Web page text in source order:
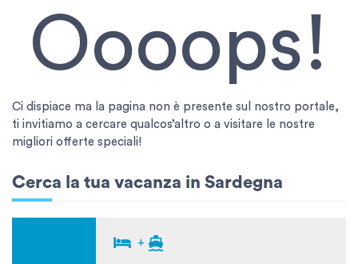
Oooops!
Ci dispiace ma la pagina non è presente sul nostro portale,
ti invitiamo a cercare qualcos’altro o a visitare le nostre
migliori offerte speciali!
Cerca la tua vacanza in Sardegna
+